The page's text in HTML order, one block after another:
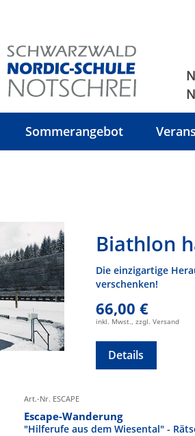
Sommerangebot
Biathlon
Die einzigartige
verschenken!
66,00 €
inkl. Mwst., zzgl. Versand
Details
Art.-Nr. ESCAPE
Escape-Wanderung
"Hilferufe aus dem Wiesental" -